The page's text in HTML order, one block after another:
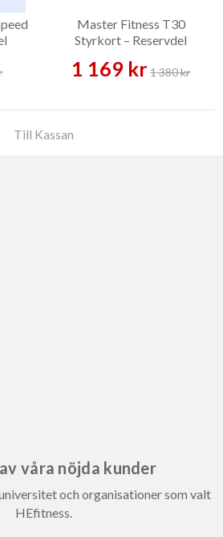
Master Fitness T30
Styrkort – Reservdel
1 169 kr1 380 kr
Till Kassan
våra nöjda kunder
och organisationer som valt
HEfitness.